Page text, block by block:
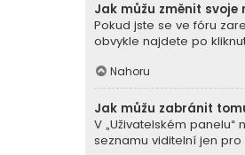
Jak můžu změnit svoje
Pokud jste se ve fóru
obvykle najdete po
Nahoru
Jak můžu zabránit
V „Uživatelském
seznamu viditelní jen